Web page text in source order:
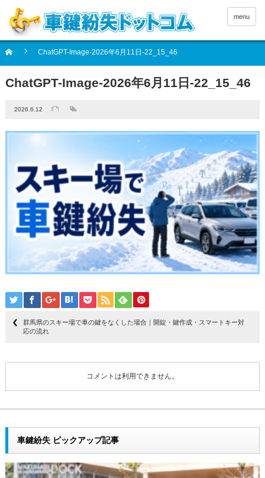
menu
ChatGPT-Image-2026年6月11日-22_15_46
ChatGPT-Image-2026年6月11日-22_15_46
2026.6.12
群馬県のスキー場で車の鍵をなくした場合｜開錠・鍵作成・スマートキー対
応の流れ
コメントは利用できません。
車鍵紛失 ピックアップ記事